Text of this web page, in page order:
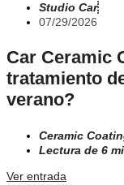
Studio Car
07/29/2026
Car Ceramic
tratamiento
verano?
Ceramic
Lectura de 6
Ver entrada